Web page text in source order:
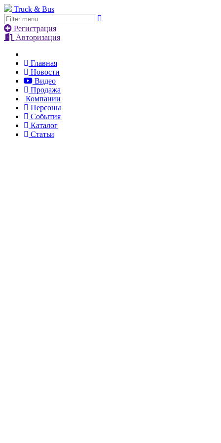
Truck & Bus
Регистрация
Авторизация
Главная
Новости
Видео
Продажа
Компании
Персоны
События
Каталог
Статьи